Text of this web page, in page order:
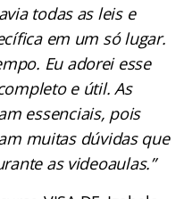
todas as leis e
em um só lugar.
Eu adorei esse
e útil. As
essenciais, pois
muitas dúvidas que
as videoaulas.”